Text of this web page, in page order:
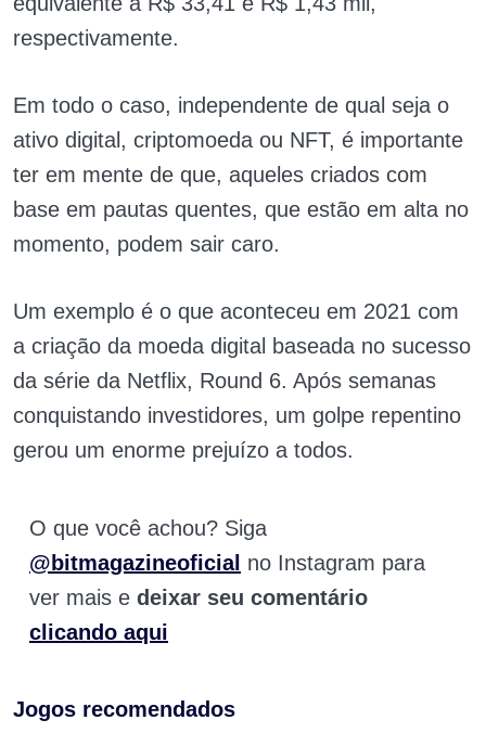
respectivamente.
Em todo o caso, independente de qual seja o
ativo digital, criptomoeda ou NFT, é importante
ter em mente de que, aqueles criados com
base em pautas quentes, que estão em alta no
momento, podem sair caro.
Um exemplo é o que aconteceu em 2021 com
a criação da moeda digital baseada no sucesso
da série da Netflix, Round 6. Após semanas
conquistando investidores, um golpe repentino
gerou um enorme prejuízo a todos.
O que você achou? Siga
@bitmagazineoficial no Instagram para
ver mais e deixar seu comentário
clicando aqui
Jogos recomendados